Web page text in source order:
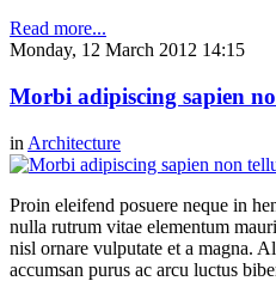
Read more...
Monday, 12 March 2012 14:15
Morbi adipiscing sapien
in Architecture
Proin eleifend posuere neque in
nulla rutrum vitae elementum
nisl ornare vulputate et a magna.
accumsan purus ac arcu luctus